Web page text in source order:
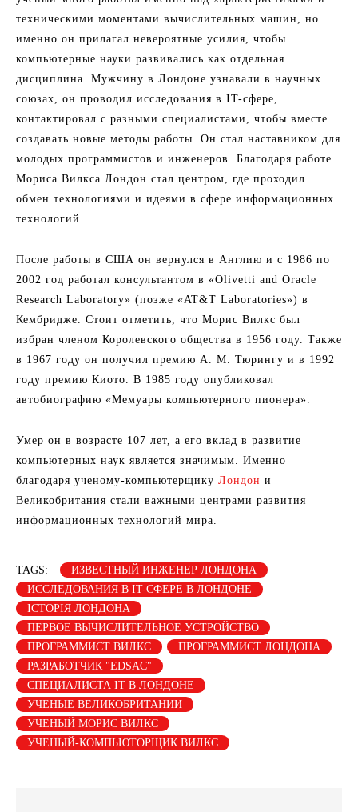
техническими моментами вычислительных машин, но
именно он прилагал невероятные усилия, чтобы
компьютерные науки развивались как отдельная
дисциплина. Мужчину в Лондоне узнавали в научных
союзах, он проводил исследования в IT-сфере,
контактировал с разными специалистами, чтобы вместе
создавать новые методы работы. Он стал наставником для
молодых программистов и инженеров. Благодаря работе
Мориса Вилкса Лондон стал центром, где проходил
обмен технологиями и идеями в сфере информационных
технологий.
После работы в США он вернулся в Англию и с 1986 по
2002 год работал консультантом в «Olivetti and Oracle
Research Laboratory» (позже «AT&T Laboratories») в
Кембридже. Стоит отметить, что Морис Вилкс был
избран членом Королевского общества в 1956 году. Также
в 1967 году он получил премию А. М. Тюрингу и в 1992
году премию Киото. В 1985 году опубликовал
автобиографию «Мемуары компьютерного пионера».
Умер он в возрасте 107 лет, а его вклад в развитие
компьютерных наук является значимым. Именно
благодаря ученому-компьютерщику Лондон и
Великобритания стали важными центрами развития
информационных технологий мира.
TAGS:
ИЗВЕСТНЫЙ ИНЖЕНЕР ЛОНДОНА
ИССЛЕДОВАНИЯ В IT-СФЕРЕ В ЛОНДОНЕ
ІСТОРІЯ ЛОНДОНА
ПЕРВОЕ ВЫЧИСЛИТЕЛЬНОЕ УСТРОЙСТВО
ПРОГРАММИСТ ВИЛКС
ПРОГРАММИСТ ЛОНДОНА
РАЗРАБОТЧИК "EDSAC"
СПЕЦИАЛИСТА IT В ЛОНДОНЕ
УЧЕНЫЕ ВЕЛИКОБРИТАНИИ
УЧЕНЫЙ МОРИС ВИЛКС
УЧЕНЫЙ-КОМПЬЮТОРЩИК ВИЛКС